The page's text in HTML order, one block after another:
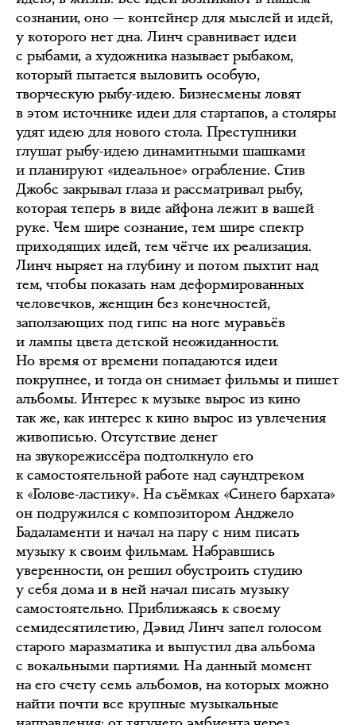
сознании, оно — контейнер для мыслей и идей,
у которого нет дна. Линч сравнивает идеи
с рыбами, а художника называет рыбаком,
который пытается выловить особую,
творческую рыбу-идею. Бизнесмены ловят
в этом источнике идеи для стартапов, а столяры
удят идею для нового стола. Преступники
глушат рыбу-идею динамитными шашками
и планируют «идеальное» ограбление. Стив
Джобс закрывал глаза и рассматривал рыбу,
которая теперь в виде айфона лежит в вашей
руке. Чем шире сознание, тем шире спектр
приходящих идей, тем чётче их реализация.
Линч ныряет на глубину и потом пыхтит над
тем, чтобы показать нам деформированных
человечков, женщин без конечностей,
заползающих под гипс на ноге муравьёв
и лампы цвета детской неожиданности.
Но время от времени попадаются идеи
покрупнее, и тогда он снимает фильмы и пишет
альбомы. Интерес к музыке вырос из кино
так же, как интерес к кино вырос из увлечения
живописью. Отсутствие денег
на звукорежиссёра подтолкнуло его
к самостоятельной работе над саундтреком
к «Голове-ластику». На съёмках «Синего бархата»
он подружился с композитором Анджело
Бадаламенти и начал на пару с ним писать
музыку к своим фильмам. Набравшись
уверенности, он решил обустроить студию
у себя дома и в ней начал писать музыку
самостоятельно. Приближаясь к своему
семидесятилетию, Дэвид Линч запел голосом
старого маразматика и выпустил два альбома
с вокальными партиями. На данный момент
на его счету семь альбомов, на которых можно
найти почти все крупные музыкальные